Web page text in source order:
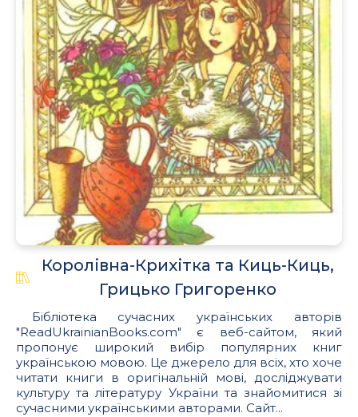
Королівна-Крихітка та Киць-Киць,
Грицько Григоренко
Бібліотека сучасних українських авторів
"ReadUkrainianBooks.com" є веб-сайтом, який
пропонує широкий вибір популярних книг
українською мовою. Це джерело для всіх, хто хоче
читати книги в оригінальній мові, досліджувати
культуру та літературу України та знайомитися зі
сучасними українськими авторами. Сайт...